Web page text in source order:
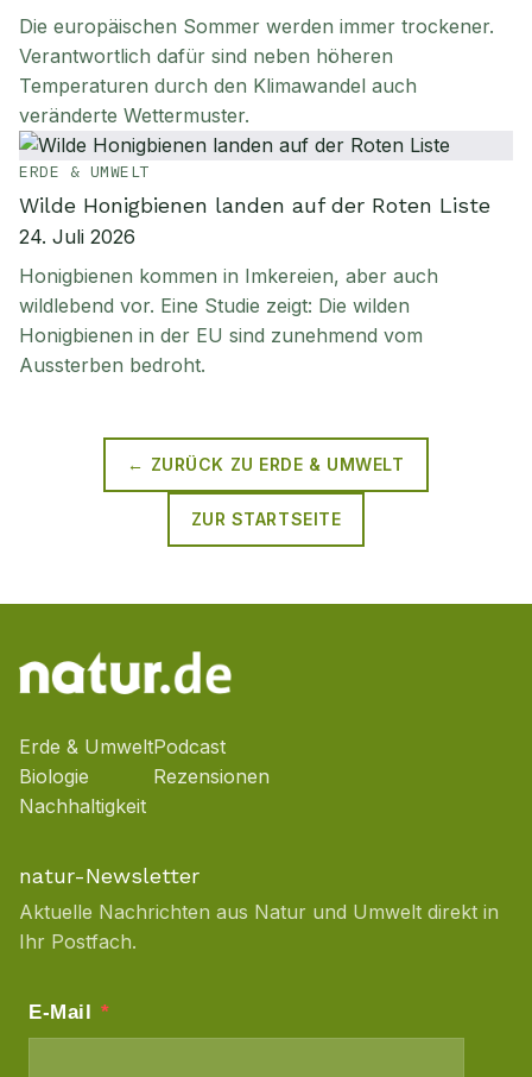
Die europäischen Sommer werden immer trockener.
Verantwortlich dafür sind neben höheren
Temperaturen durch den Klimawandel auch
veränderte Wettermuster.
ERDE & UMWELT
Wilde Honigbienen landen auf der Roten Liste
24. Juli 2026
Honigbienen kommen in Imkereien, aber auch
wildlebend vor. Eine Studie zeigt: Die wilden
Honigbienen in der EU sind zunehmend vom
Aussterben bedroht.
← ZURÜCK ZU ERDE & UMWELT
ZUR STARTSEITE
Erde & Umwelt
Biologie
Nachhaltigkeit
Podcast
Rezensionen
natur-Newsletter
Aktuelle Nachrichten aus Natur und Umwelt direkt in
Ihr Postfach.